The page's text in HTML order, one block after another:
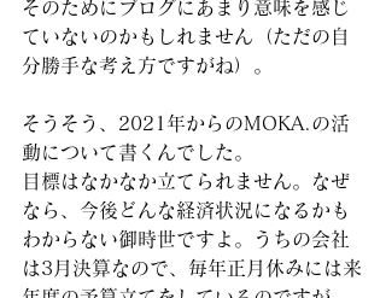
そのためにブログにあまり意味を感じ
ていないのかもしれません（ただの自
分勝手な考え方ですがね）。
そうそう、2021年からのMOKA.の活
動について書くんでした。
目標はなかなか立てられません。なぜ
なら、今後どんな経済状況になるかも
わからない御時世ですよ。うちの会社
は3月決算なので、毎年正月休みには来